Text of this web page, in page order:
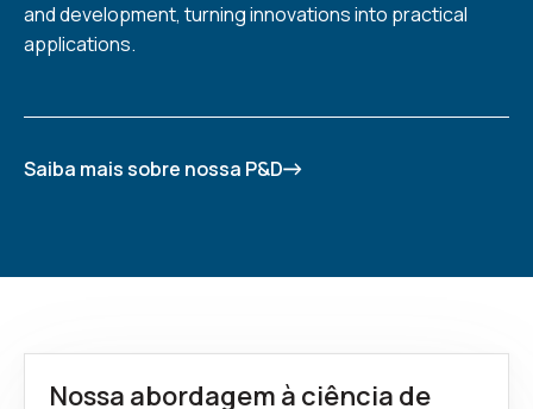
and development, turning innovations into practical
applications.
Saiba mais sobre nossa P&D
Nossa abordagem à ciência de